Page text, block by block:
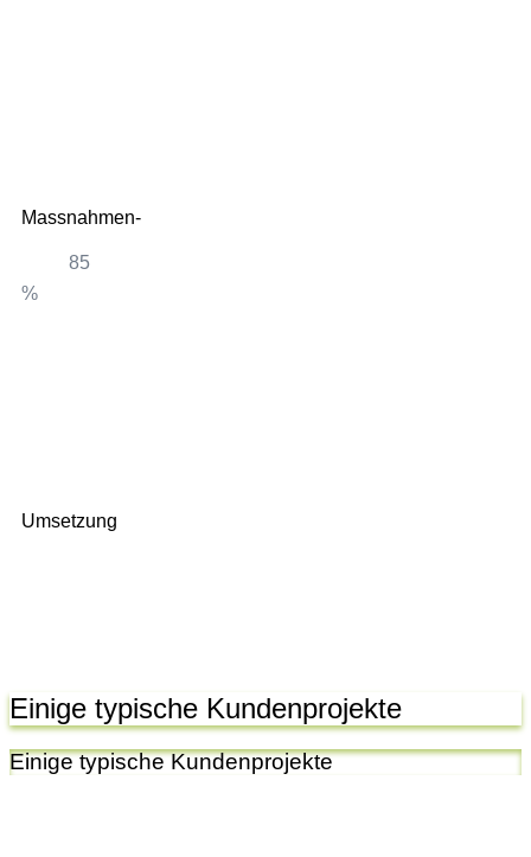
Massnahmen-
85
%
Umsetzung
Einige typische Kundenprojekte
Einige typische Kundenprojekte